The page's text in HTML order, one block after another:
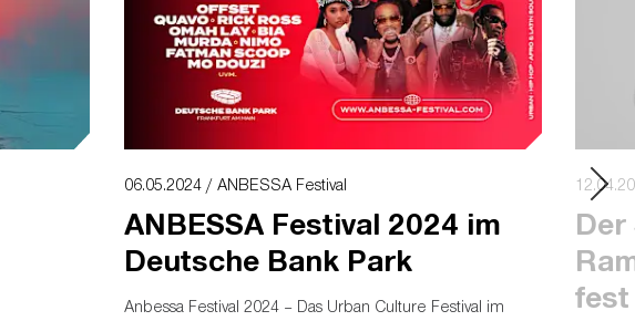
06.05.2024 / ANBESSA Festival
ANBESSA Festival 2024 im
Deutsche Bank Park
Anbessa Festival 2024 – Das Urban Culture Festival im
fest